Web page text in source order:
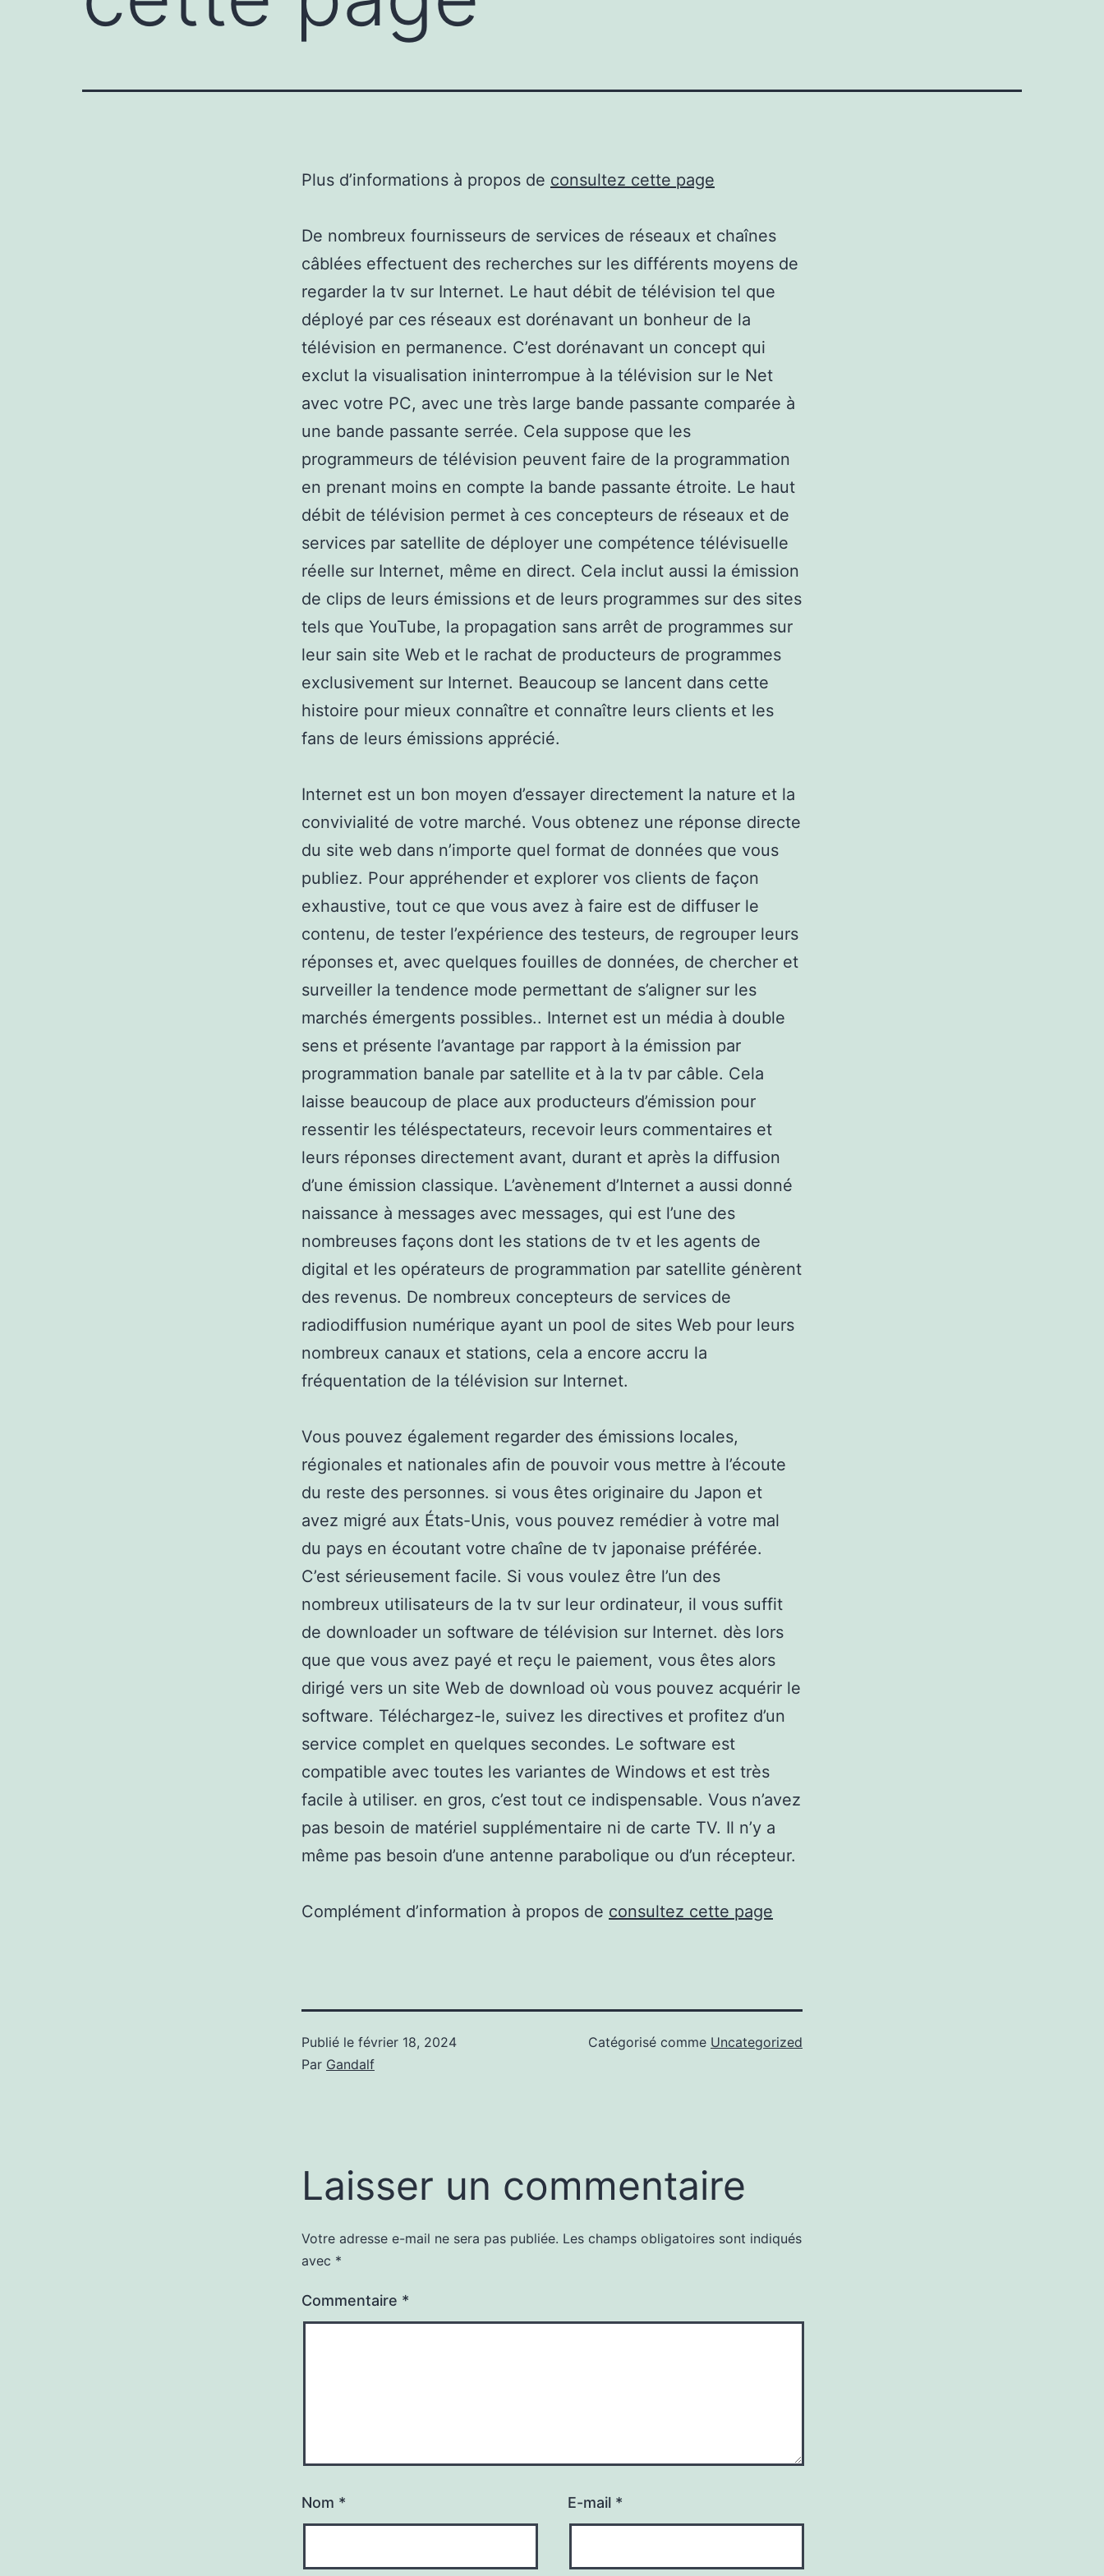
Plus d’informations à propos de consultez cette page
De nombreux fournisseurs de services de réseaux et chaînes
câblées effectuent des recherches sur les différents moyens de
regarder la tv sur Internet. Le haut débit de télévision tel que
déployé par ces réseaux est dorénavant un bonheur de la
télévision en permanence. C’est dorénavant un concept qui
exclut la visualisation ininterrompue à la télévision sur le Net
avec votre PC, avec une très large bande passante comparée à
une bande passante serrée. Cela suppose que les
programmeurs de télévision peuvent faire de la programmation
en prenant moins en compte la bande passante étroite. Le haut
débit de télévision permet à ces concepteurs de réseaux et de
services par satellite de déployer une compétence télévisuelle
réelle sur Internet, même en direct. Cela inclut aussi la émission
de clips de leurs émissions et de leurs programmes sur des sites
tels que YouTube, la propagation sans arrêt de programmes sur
leur sain site Web et le rachat de producteurs de programmes
exclusivement sur Internet. Beaucoup se lancent dans cette
histoire pour mieux connaître et connaître leurs clients et les
fans de leurs émissions apprécié.
Internet est un bon moyen d’essayer directement la nature et la
convivialité de votre marché. Vous obtenez une réponse directe
du site web dans n’importe quel format de données que vous
publiez. Pour appréhender et explorer vos clients de façon
exhaustive, tout ce que vous avez à faire est de diffuser le
contenu, de tester l’expérience des testeurs, de regrouper leurs
réponses et, avec quelques fouilles de données, de chercher et
surveiller la tendence mode permettant de s’aligner sur les
marchés émergents possibles.. Internet est un média à double
sens et présente l’avantage par rapport à la émission par
programmation banale par satellite et à la tv par câble. Cela
laisse beaucoup de place aux producteurs d’émission pour
ressentir les téléspectateurs, recevoir leurs commentaires et
leurs réponses directement avant, durant et après la diffusion
d’une émission classique. L’avènement d’Internet a aussi donné
naissance à messages avec messages, qui est l’une des
nombreuses façons dont les stations de tv et les agents de
digital et les opérateurs de programmation par satellite génèrent
des revenus. De nombreux concepteurs de services de
radiodiffusion numérique ayant un pool de sites Web pour leurs
nombreux canaux et stations, cela a encore accru la
fréquentation de la télévision sur Internet.
Vous pouvez également regarder des émissions locales,
régionales et nationales afin de pouvoir vous mettre à l’écoute
du reste des personnes. si vous êtes originaire du Japon et
avez migré aux États-Unis, vous pouvez remédier à votre mal
du pays en écoutant votre chaîne de tv japonaise préférée.
C’est sérieusement facile. Si vous voulez être l’un des
nombreux utilisateurs de la tv sur leur ordinateur, il vous suffit
de downloader un software de télévision sur Internet. dès lors
que que vous avez payé et reçu le paiement, vous êtes alors
dirigé vers un site Web de download où vous pouvez acquérir le
software. Téléchargez-le, suivez les directives et profitez d’un
service complet en quelques secondes. Le software est
compatible avec toutes les variantes de Windows et est très
facile à utiliser. en gros, c’est tout ce indispensable. Vous n’avez
pas besoin de matériel supplémentaire ni de carte TV. Il n’y a
même pas besoin d’une antenne parabolique ou d’un récepteur.
Complément d’information à propos de consultez cette page
Publié le février 18, 2024
Par Gandalf
Catégorisé comme Uncategorized
Laisser un commentaire
Votre adresse e-mail ne sera pas publiée. Les champs obligatoires sont indiqués
avec *
Commentaire *
Nom * E-mail *